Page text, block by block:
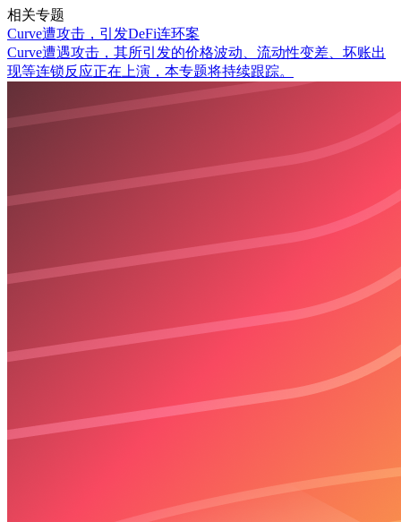
相关专题
Curve遭攻击，引发DeFi连环案
Curve遭遇攻击，其所引发的价格波动、流动性变差、坏账出
现等连锁反应正在上演，本专题将持续跟踪。